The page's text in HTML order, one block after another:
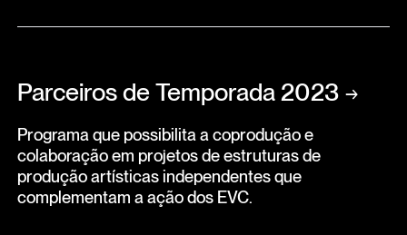
Parceiros de Temporada 2023 →
Programa que possibilita a coprodução e
colaboração em projetos de estruturas de
produção artísticas independentes que
complementam a ação dos EVC.